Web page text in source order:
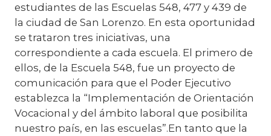
estudiantes de las Escuelas 548, 477 y 439 de
la ciudad de San Lorenzo. En esta oportunidad
se trataron tres iniciativas, una
correspondiente a cada escuela. El primero de
ellos, de la Escuela 548, fue un proyecto de
comunicación para que el Poder Ejecutivo
establezca la “Implementación de Orientación
Vocacional y del ámbito laboral que posibilita
nuestro país, en las escuelas”.En tanto que la